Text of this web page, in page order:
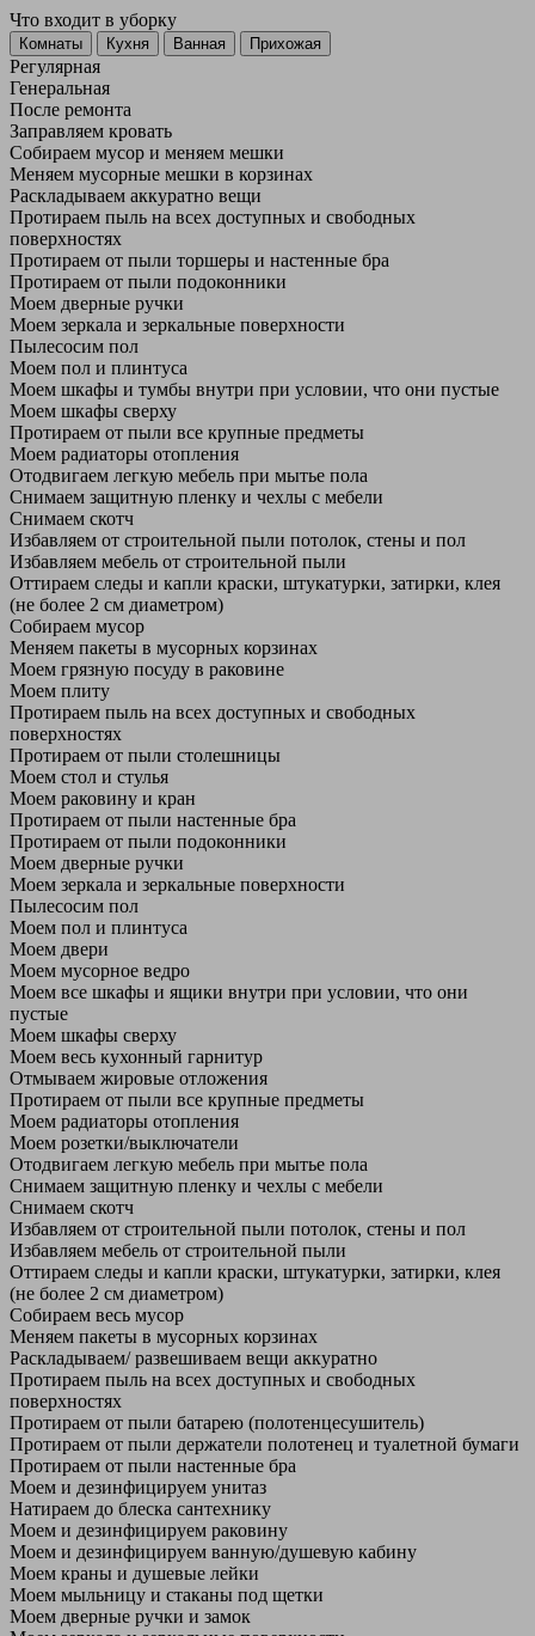
Что входит в уборку
Регу­лярная
Гене­ральная
После ремонта
Заправляем кровать
Собираем мусор и меняем мешки
Меняем мусорные мешки в корзинах
Раскладываем аккуратно вещи
Протираем пыль на всех доступных и свободных
поверхностях
Протираем от пыли торшеры и настенные бра
Протираем от пыли подоконники
Моем дверные ручки
Моем зеркала и зеркальные поверхности
Пылесосим пол
Моем пол и плинтуса
Моем шкафы и тумбы внутри при условии, что они пустые
Моем шкафы сверху
Протираем от пыли все крупные предметы
Моем радиаторы отопления
Отодвигаем легкую мебель при мытье пола
Снимаем защитную пленку и чехлы с мебели
Снимаем скотч
Избавляем от строительной пыли потолок, стены и пол
Избавляем мебель от строительной пыли
Оттираем следы и капли краски, штукатурки, затирки, клея
(не более 2 см диаметром)
Собираем мусор
Меняем пакеты в мусорных корзинах
Моем грязную посуду в раковине
Моем плиту
Протираем пыль на всех доступных и свободных
поверхностях
Протираем от пыли столешницы
Моем стол и стулья
Моем раковину и кран
Протираем от пыли настенные бра
Протираем от пыли подоконники
Моем дверные ручки
Моем зеркала и зеркальные поверхности
Пылесосим пол
Моем пол и плинтуса
Моем двери
Моем мусорное ведро
Моем все шкафы и ящики внутри при условии, что они
пустые
Моем шкафы сверху
Моем весь кухонный гарнитур
Отмываем жировые отложения
Протираем от пыли все крупные предметы
Моем радиаторы отопления
Моем розетки/выключатели
Отодвигаем легкую мебель при мытье пола
Снимаем защитную пленку и чехлы с мебели
Снимаем скотч
Избавляем от строительной пыли потолок, стены и пол
Избавляем мебель от строительной пыли
Оттираем следы и капли краски, штукатурки, затирки, клея
(не более 2 см диаметром)
Собираем весь мусор
Меняем пакеты в мусорных корзинах
Раскладываем/ развешиваем вещи аккуратно
Протираем пыль на всех доступных и свободных
поверхностях
Протираем от пыли батарею (полотенцесушитель)
Протираем от пыли держатели полотенец и туалетной бумаги
Протираем от пыли настенные бра
Моем и дезинфицируем унитаз
Натираем до блеска сантехнику
Моем и дезинфицируем раковину
Моем и дезинфицируем ванную/душевую кабину
Моем краны и душевые лейки
Моем мыльницу и стаканы под щетки
Моем дверные ручки и замок